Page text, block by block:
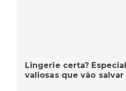
Lingerie certa?
valiosas que vão